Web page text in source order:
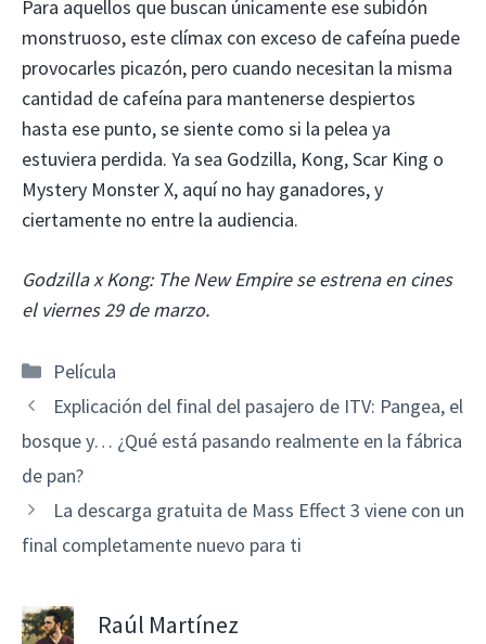
Para aquellos que buscan únicamente ese subidón
monstruoso, este clímax con exceso de cafeína puede
provocarles picazón, pero cuando necesitan la misma
cantidad de cafeína para mantenerse despiertos
hasta ese punto, se siente como si la pelea ya
estuviera perdida. Ya sea Godzilla, Kong, Scar King o
Mystery Monster X, aquí no hay ganadores, y
ciertamente no entre la audiencia.
Godzilla x Kong: The New Empire se estrena en cines
el viernes 29 de marzo.
Categorías
Película
Explicación del final del pasajero de ITV: Pangea, el
bosque y… ¿Qué está pasando realmente en la fábrica
de pan?
La descarga gratuita de Mass Effect 3 viene con un
final completamente nuevo para ti
Raúl Martínez